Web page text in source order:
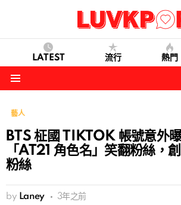
LATEST 流行 熱門
藝人
BTS 柾國 TIKTOK 帳號意外
「AT21 角色名」笑翻粉絲，
粉絲
by Laney 3年之前